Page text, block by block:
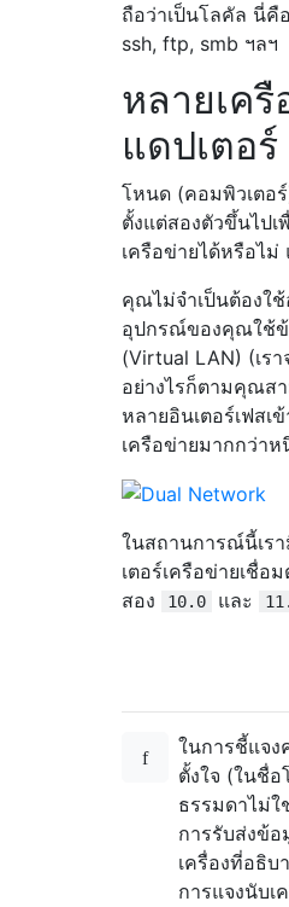
ถือว่าเป็นโลคัล นี่คือ
ssh, ftp, smb ฯลฯ
หลายเค
แดปเตอร์
โหนด (คอมพิวเตอ
ตั้งแต่สองตัวขึ้นไปเ
เครือข่ายได้หรือไ
คุณไม่จำเป็นต้องใ
อุปกรณ์ของคุณใช้ข้
(Virtual LAN) (เร
อย่างไรก็ตามคุณส
หลายอินเตอร์เฟสเ
เครือข่ายมากกว่าห
ในสถานการณ์นี้เร
เตอร์เครือข่ายเชื่อ
สอง
10.0 และ
ในการชี้แจ
ตั้งใจ (ในชื่
ธรรมดาไม่
การรับส่งข้อ
เครื่องที่อธิ
การแจงนับเ